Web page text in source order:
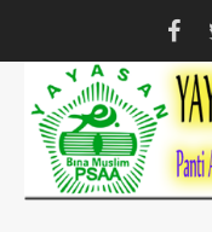
content